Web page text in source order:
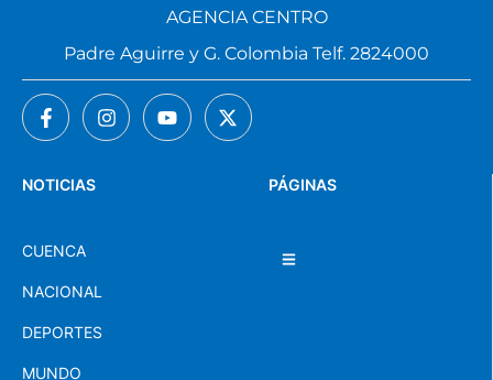
NACIONAL
DEPORTES
MUNDO
Padre Aguirre y G. Colombia Telf. 2824000